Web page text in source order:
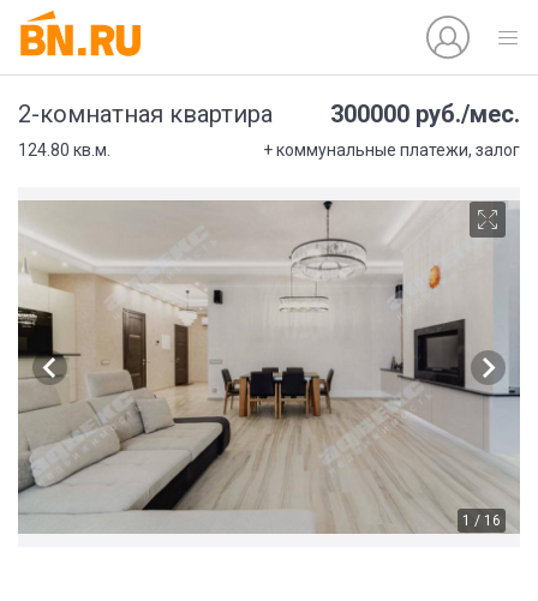
2-комнатная квартира 300000 руб./мес.
124.80 кв.м. + коммунальные платежи, залог
1 / 16